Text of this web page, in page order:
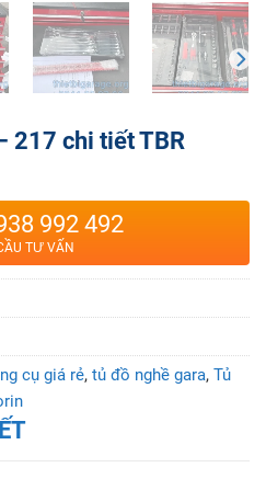
217 chi tiết TBR
992 492
TƯ VẤN
cụ giá rẻ, tủ đồ nghề gara, Tủ